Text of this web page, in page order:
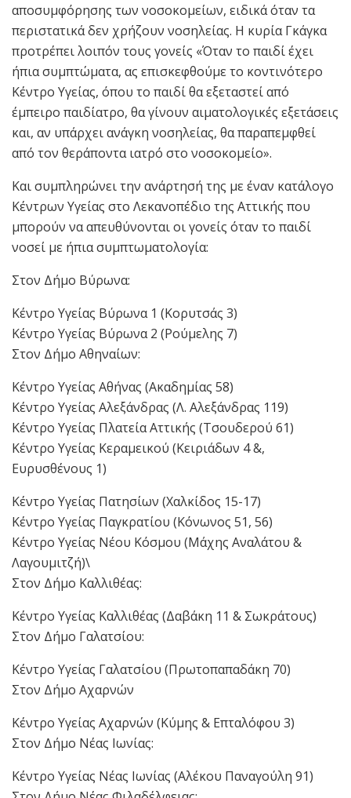
αποσυμφόρησης των νοσοκομείων, ειδικά όταν τα
περιστατικά δεν χρήζουν νοσηλείας. Η κυρία Γκάγκα
προτρέπει λοιπόν τους γονείς «Όταν το παιδί έχει
ήπια συμπτώματα, ας επισκεφθούμε το κοντινότερο
Κέντρο Υγείας, όπου το παιδί θα εξεταστεί από
έμπειρο παιδίατρο, θα γίνουν αιματολογικές εξετάσεις
και, αν υπάρχει ανάγκη νοσηλείας, θα παραπεμφθεί
από τον θεράποντα ιατρό στο νοσοκομείο».
Και συμπληρώνει την ανάρτησή της με έναν κατάλογο
Κέντρων Υγείας στο Λεκανοπέδιο της Αττικής που
μπορούν να απευθύνονται οι γονείς όταν το παιδί
νοσεί με ήπια συμπτωματολογία:
Στον Δήμο Βύρωνα:
Κέντρο Υγείας Βύρωνα 1 (Κορυτσάς 3)
Κέντρο Υγείας Βύρωνα 2 (Ρούμελης 7)
Στον Δήμο Αθηναίων:
Κέντρο Υγείας Αθήνας (Ακαδημίας 58)
Κέντρο Υγείας Αλεξάνδρας (Λ. Αλεξάνδρας 119)
Κέντρο Υγείας Πλατεία Αττικής (Τσουδερού 61)
Κέντρο Υγείας Κεραμεικού (Κειριάδων 4 &,
Ευρυσθένους 1)
Κέντρο Υγείας Πατησίων (Χαλκίδος 15-17)
Κέντρο Υγείας Παγκρατίου (Κόνωνος 51, 56)
Κέντρο Υγείας Νέου Κόσμου (Μάχης Αναλάτου &
Λαγουμιτζή)\
Στον Δήμο Καλλιθέας:
Κέντρο Υγείας Καλλιθέας (Δαβάκη 11 & Σωκράτους)
Στον Δήμο Γαλατσίου:
Κέντρο Υγείας Γαλατσίου (Πρωτοπαπαδάκη 70)
Στον Δήμο Αχαρνών
Κέντρο Υγείας Αχαρνών (Κύμης & Επταλόφου 3)
Στον Δήμο Νέας Ιωνίας:
Κέντρο Υγείας Νέας Ιωνίας (Αλέκου Παναγούλη 91)